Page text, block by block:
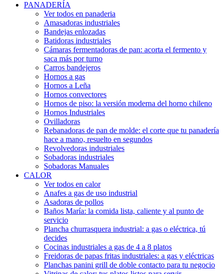
PANADERÍA
Ver todos en panaderia
Amasadoras industriales
Bandejas enlozadas
Batidoras industriales
Cámaras fermentadoras de pan: acorta el fermento y
saca más por turno
Carros bandejeros
Hornos a gas
Hornos a Leña
Hornos convectores
Hornos de piso: la versión moderna del horno chileno
Hornos Industriales
Ovilladoras
Rebanadoras de pan de molde: el corte que tu panadería
hace a mano, resuelto en segundos
Revolvedoras industriales
Sobadoras industriales
Sobadoras Manuales
CALOR
Ver todos en calor
Anafes a gas de uso industrial
Asadoras de pollos
Baños María: la comida lista, caliente y al punto de
servicio
Plancha churrasquera industrial: a gas o eléctrica, tú
decides
Cocinas industriales a gas de 4 a 8 platos
Freidoras de papas fritas industriales: a gas y eléctricas
Planchas panini grill de doble contacto para tu negocio